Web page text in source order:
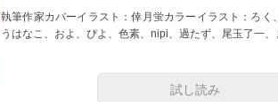
執筆作家カバーイラスト：倖月蛍カラーイラスト：ろく
うはなこ、およ、ぴよ、色素、nipi、過たず、尾玉了一、
試し読み